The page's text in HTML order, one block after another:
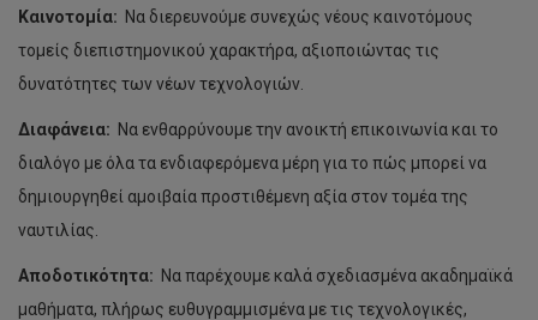
Καινοτομία: Να διερευνούμε συνεχώς νέους καινοτόμους
τομείς διεπιστημονικού χαρακτήρα, αξιοποιώντας τις
δυνατότητες των νέων τεχνολογιών.
Διαφάνεια: Να ενθαρρύνουμε την ανοικτή επικοινωνία και το
διαλόγο με όλα τα ενδιαφερόμενα μέρη για το πώς μπορεί να
δημιουργηθεί αμοιβαία προστιθέμενη αξία στον τομέα της
ναυτιλίας.
Αποδοτικότητα: Να παρέχουμε καλά σχεδιασμένα ακαδημαϊκά
μαθήματα, πλήρως ευθυγραμμισμένα με τις τεχνολογικές,